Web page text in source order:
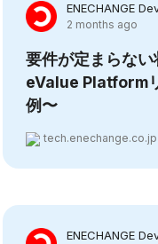
ENECHANGE
2 months ago
要件が定まらな
eValue Platform
例〜
tech.enechange.co.jp
ENECHANGE